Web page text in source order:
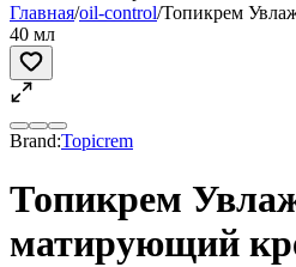
Главная/oil-control/Топикрем
40 мл
Brand:Topicrem
Топикрем
матирующий